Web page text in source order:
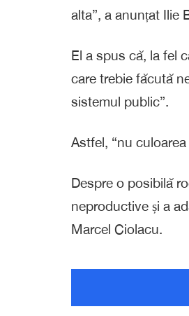
alta”, a anunțat Ilie
El a spus că, la fel
care trebie făcută
sistemul public”.
Astfel, “nu
Despre o posibilă
neproductive și a
Marcel Ciolacu.